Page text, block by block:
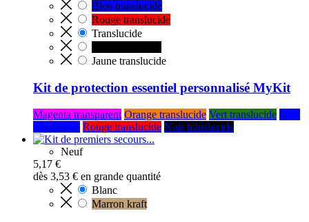
Bleu translucide
Rouge translucide
Translucide
Jaune translucide
Kit de protection essentiel personnalisé MyKit
Magenta transparent Orange translucide Vert translucide
Rouge translucide Noir translucide
Neuf
5,17 €
dès 3,53 € en grande quantité
Blanc
Marron kraft